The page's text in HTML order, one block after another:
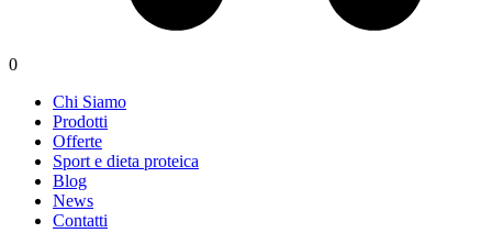
0
Chi Siamo
Prodotti
Offerte
Sport e dieta proteica
Blog
News
Contatti